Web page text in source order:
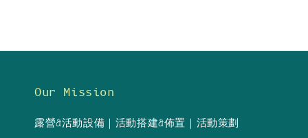
Our Mission
露營&活動設備｜活動搭建&佈置｜活動策劃